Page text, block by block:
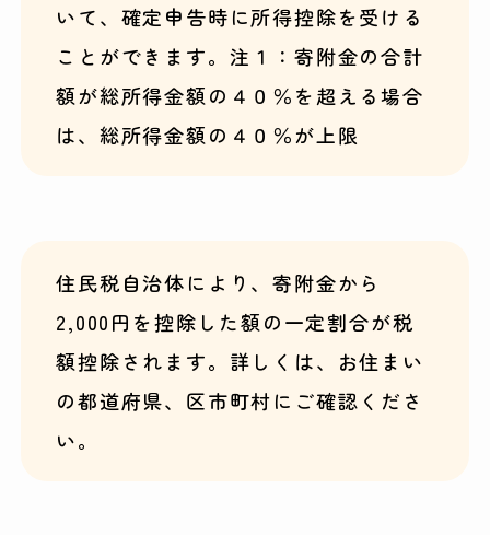
いて、確定申告時に所得控除を受ける
ことができます。注１：寄附金の合計
額が総所得金額の４０％を超える場合
は、総所得金額の４０％が上限
住民税自治体により、寄附金から
2,000円を控除した額の一定割合が税
額控除されます。詳しくは、お住まい
の都道府県、区市町村にご確認くださ
い。